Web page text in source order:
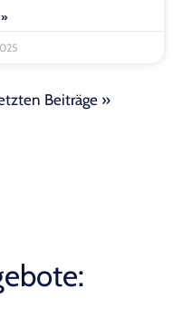
Beiträge »